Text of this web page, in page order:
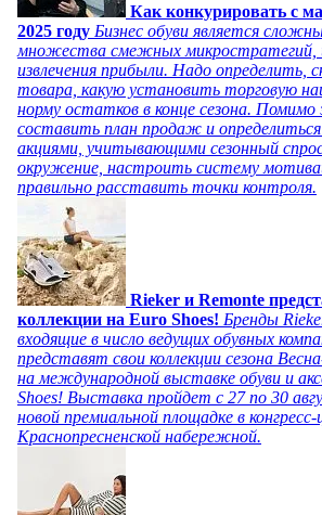
Как конкурировать с
2025 году Бизнес обуви является
множества смежных микростратегий,
извлечения прибыли. Надо определить,
товара, какую установить торговую
норму остатков в конце сезона.
составить план продаж и
акциями, учитывающими сезонный
окружение, настроить систему
правильно расставить точки контроля.
Rieker и Remonte
коллекции на Euro Shoes! Бренды
входящие в число ведущих обувных
представят свои коллекции сезона
на международной выставке обуви и
Shoes! Выставка пройдет c 27 по 30
новой премиальной площадке в
Краснопресненской набережной.